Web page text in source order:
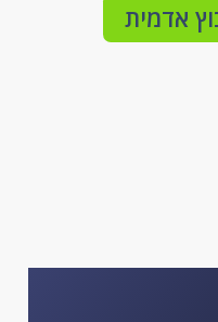
אדמית